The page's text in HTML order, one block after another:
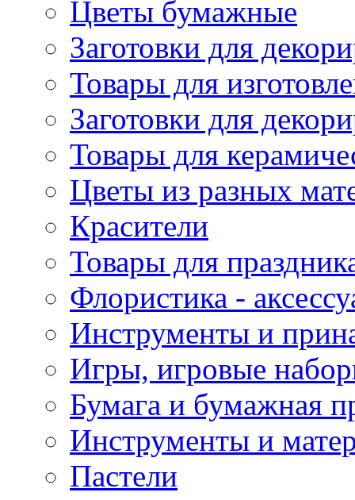
Цветы бумажные
Заготовки для
Товары для
Заготовки для
Товары для
Цветы из разных
Красители
Товары для
Флористика -
Инструменты и
Игры, игровые
Бумага и бумажная
Инструменты и
Пастели